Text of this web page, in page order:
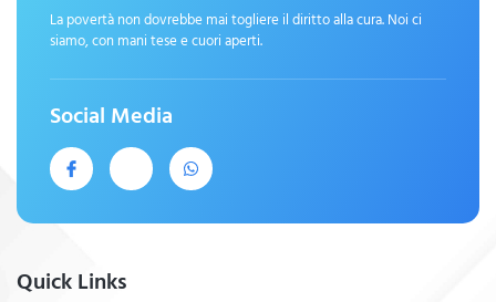
La povertà non dovrebbe mai togliere il diritto alla cura. Noi ci
siamo, con mani tese e cuori aperti.
Social Media
Quick Links